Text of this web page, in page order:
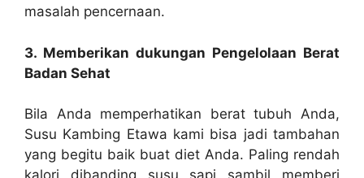
masalah pencernaan.
3. Memberikan dukungan Pengelolaan Berat
Badan Sehat
Bila Anda memperhatikan berat tubuh Anda,
Susu Kambing Etawa kami bisa jadi tambahan
yang begitu baik buat diet Anda. Paling rendah
kalori dibanding susu sapi sambil memberi